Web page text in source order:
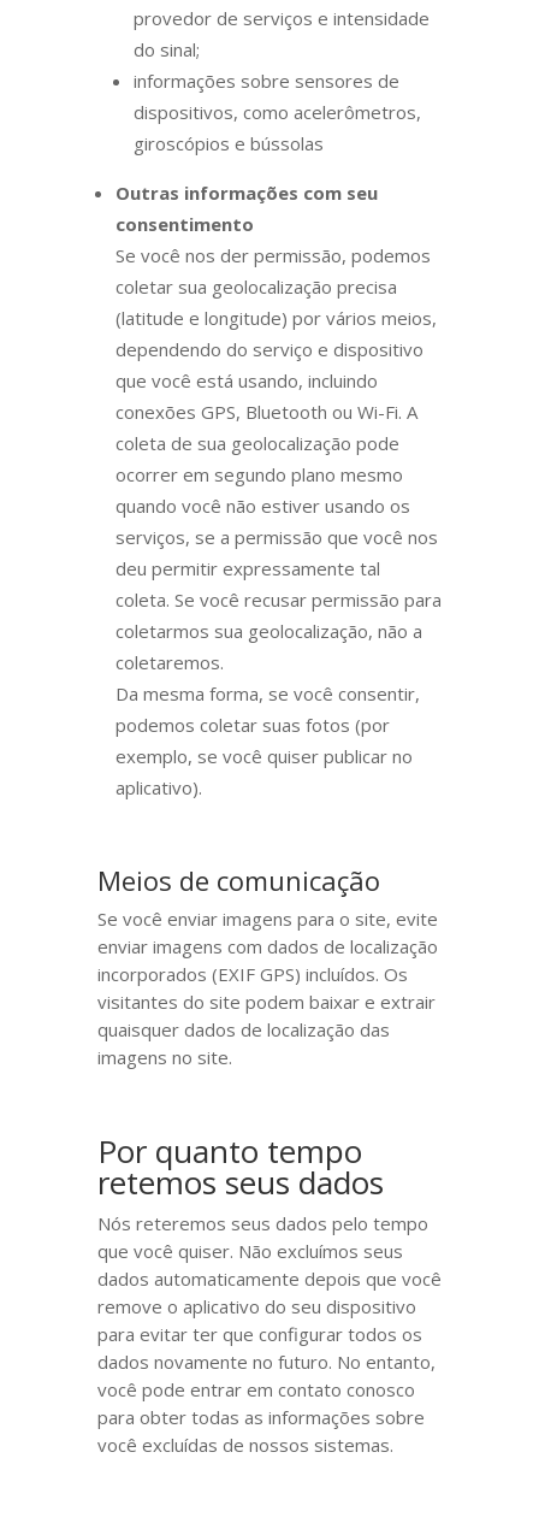
provedor de serviços e intensidade
do sinal;
informações sobre sensores de
dispositivos, como acelerômetros,
giroscópios e bússolas
Outras informações com seu
consentimento
Se você nos der permissão, podemos
coletar sua geolocalização precisa
(latitude e longitude) por vários meios,
dependendo do serviço e dispositivo
que você está usando, incluindo
conexões GPS, Bluetooth ou Wi-Fi. A
coleta de sua geolocalização pode
ocorrer em segundo plano mesmo
quando você não estiver usando os
serviços, se a permissão que você nos
deu permitir expressamente tal
coleta. Se você recusar permissão para
coletarmos sua geolocalização, não a
coletaremos.
Da mesma forma, se você consentir,
podemos coletar suas fotos (por
exemplo, se você quiser publicar no
aplicativo).
Meios de comunicação
Se você enviar imagens para o site, evite
enviar imagens com dados de localização
incorporados (EXIF GPS) incluídos. Os
visitantes do site podem baixar e extrair
quaisquer dados de localização das
imagens no site.
Por quanto tempo
retemos seus dados
Nós reteremos seus dados pelo tempo
que você quiser. Não excluímos seus
dados automaticamente depois que você
remove o aplicativo do seu dispositivo
para evitar ter que configurar todos os
dados novamente no futuro. No entanto,
você pode entrar em contato conosco
para obter todas as informações sobre
você excluídas de nossos sistemas.